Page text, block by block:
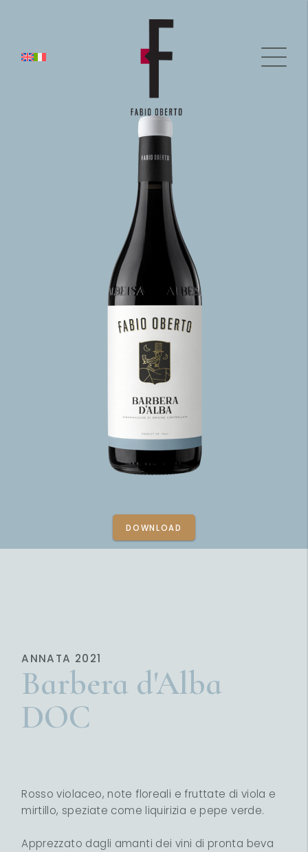
DOWNLOAD
ANNATA 2021
Barbera d'Alba
DOC
Rosso violaceo, note floreali e fruttate di viola e
mirtillo, speziate come liquirizia e pepe verde.
Apprezzato dagli amanti dei vini di pronta beva